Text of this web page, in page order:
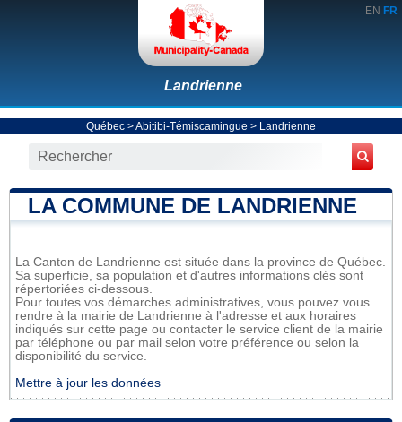
EN FR
Landrienne
Québec >Abitibi-Témiscamingue > Landrienne
LA COMMUNE DE LANDRIENNE
La Canton de Landrienne est située dans la province de Québec.
Sa superficie, sa population et d'autres informations clés sont
répertoriées ci-dessous.
Pour toutes vos démarches administratives, vous pouvez vous
rendre à la mairie de Landrienne à l'adresse et aux horaires
indiqués sur cette page ou contacter le service client de la mairie
par téléphone ou par mail selon votre préférence ou selon la
disponibilité du service.
Mettre à jour les données